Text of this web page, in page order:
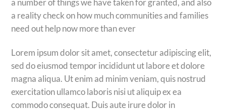
a number of things we have taken for granted, and also
a reality check on how much communities and families
need out help now more than ever
Lorem ipsum dolor sit amet, consectetur adipiscing elit,
sed do eiusmod tempor incididunt ut labore et dolore
magna aliqua. Ut enim ad minim veniam, quis nostrud
exercitation ullamco laboris nisi ut aliquip ex ea
commodo consequat. Duis aute irure dolor in